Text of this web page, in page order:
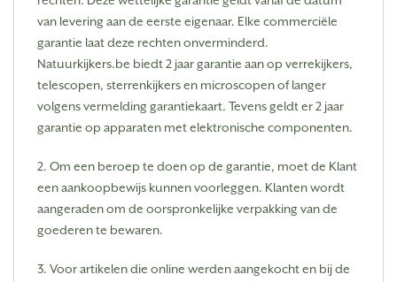
van levering aan de eerste eigenaar. Elke commerciële
garantie laat deze rechten onverminderd.
Natuurkijkers.be biedt 2 jaar garantie aan op verrekijkers,
telescopen, sterrenkijkers en microscopen of langer
volgens vermelding garantiekaart. Tevens geldt er 2 jaar
garantie op apparaten met elektronische componenten.
2. Om een beroep te doen op de garantie, moet de Klant
een aankoopbewijs kunnen voorleggen. Klanten wordt
aangeraden om de oorspronkelijke verpakking van de
goederen te bewaren.
3. Voor artikelen die online werden aangekocht en bij de